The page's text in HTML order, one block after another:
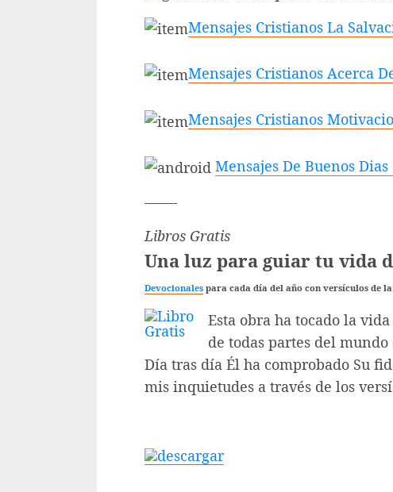
Mensajes Cristianos La
Mensajes Cristianos Acerca
Mensajes Cristianos
Mensajes De Buenos
——-
Libros Gratis
Una luz para guiar tu vida
Devocionales para cada día del año con versículos de
Esta obra ha tocado la
de todas partes del
Día tras día Él ha comprobado Su
mis inquietudes a través de los